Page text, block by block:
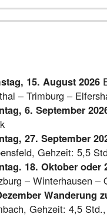
15. August 2026
– Trimburg –
6. September
27. September
Gehzeit: 5,5
18. Oktober oder
– Winterhausen –
Wanderung
Gehzeit: 4,5